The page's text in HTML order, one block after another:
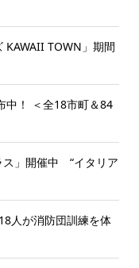
KAWAII TOWN」期間
中！ ＜全18市町＆84
ス」開催中 “イタリア
人が消防団訓練を体